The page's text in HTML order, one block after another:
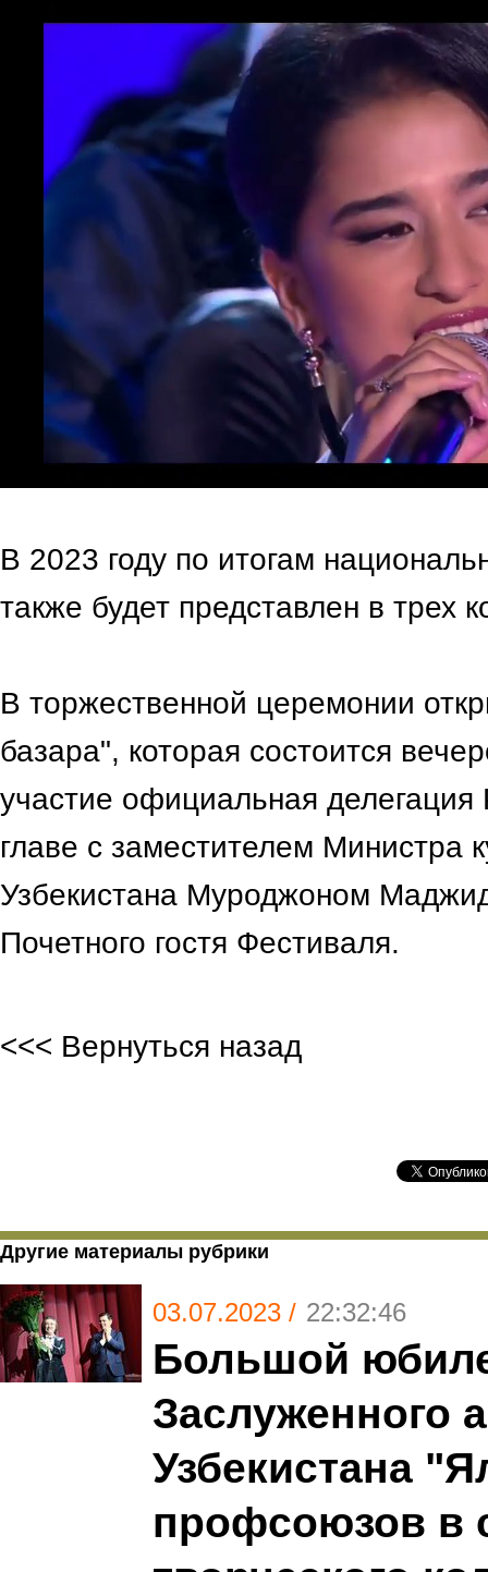
В 2023 году по итогам
также будет представлен в трех
В торжественной церемонии
базара", которая состоится
участие официальная делегация
главе с заместителем Министра
Узбекистана Муроджоном
Почетного гостя Фестиваля.
<<< Вернуться назад
Другие материалы рубрики
03.07.2023 / 22:32:46
Большой
Заслуженного
Узбекистана
профсоюзов в